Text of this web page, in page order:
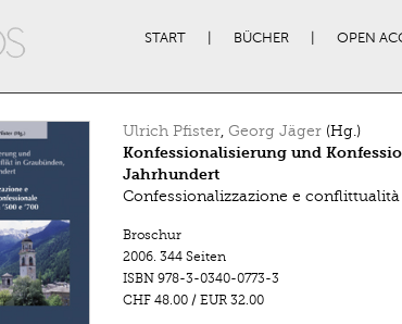
START BÜCHER OPEN
Ulrich Pfister, Georg Jäger(Hg.)
Konfessionalisierung und
Jahrhundert
Confessionalizzazione e
Broschur
2006. 344 Seiten
ISBN 978-3-0340-0773-3
CHF 48.00/ EUR 32.00